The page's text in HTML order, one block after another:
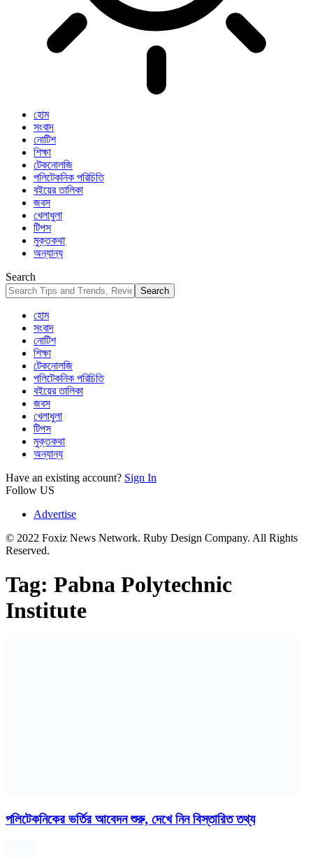
হোম
সংবাদ
নোটিশ
শিক্ষা
টেকনোলজি
পলিটেকনিক পরিচিতি
বইয়ের তালিকা
জবস
খেলাধুলা
টিপস
মুক্তকথা
অন্যান্য
Search
হোম
সংবাদ
নোটিশ
শিক্ষা
টেকনোলজি
পলিটেকনিক পরিচিতি
বইয়ের তালিকা
জবস
খেলাধুলা
টিপস
মুক্তকথা
অন্যান্য
Have an existing account? Sign In
Follow US
Advertise
© 2022 Foxiz News Network. Ruby Design Company. All Rights
Reserved.
Tag: Pabna Polytechnic
Institute
পলিটেকনিকের ভর্তির আবেদন শুরু, দেখে নিন বিস্তারিত তথ্য